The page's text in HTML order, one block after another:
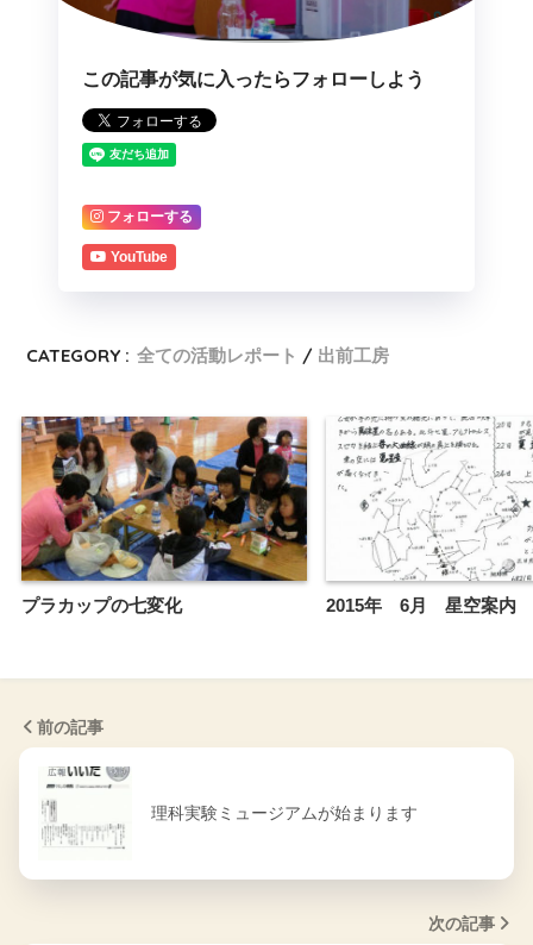
この記事が気に入ったらフォローしよう
フォローする
YouTube
CATEGORY : 全ての活動レポート 出前工房
プラカップの七変化 2015年 6月 星空案内
前の記事
理科実験ミュージアムが始まります
次の記事